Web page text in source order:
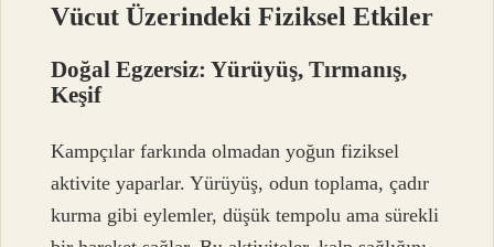
Vücut Üzerindeki Fiziksel Etkiler
Doğal Egzersiz: Yürüyüş, Tırmanış,
Keşif
Kampçılar farkında olmadan yoğun fiziksel
aktivite yaparlar. Yürüyüş, odun toplama, çadır
kurma gibi eylemler, düşük tempolu ama sürekli